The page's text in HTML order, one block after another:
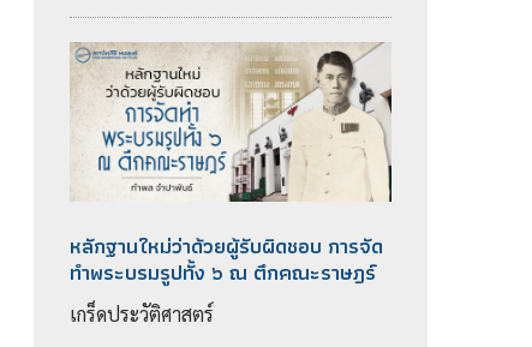
หลักฐานใหม่ว่าด้วยผู้รับผิดชอบ การจัด
ทำพระบรมรูปทั้ง ๖ ณ ตึกคณะราษฎร์
เกร็ดประวัติศาสตร์